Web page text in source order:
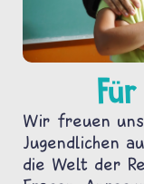
Wir freuen
Jugendlichen
die Welt der